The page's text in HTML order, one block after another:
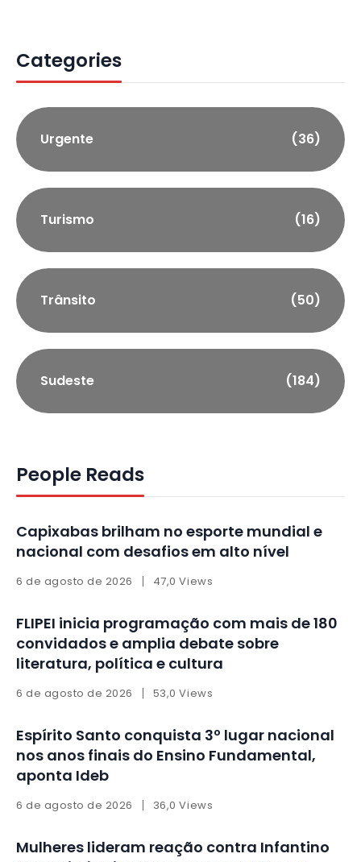
Categories
Urgente (36)
Turismo (16)
Trânsito (50)
Sudeste (184)
People Reads
Capixabas brilham no esporte mundial e
nacional com desafios em alto nível
6 de agosto de 2026 47,0 Views
FLIPEI inicia programação com mais de 180
convidados e amplia debate sobre
literatura, política e cultura
6 de agosto de 2026 53,0 Views
Espírito Santo conquista 3º lugar nacional
nos anos finais do Ensino Fundamental,
aponta Ideb
6 de agosto de 2026 36,0 Views
Mulheres lideram reação contra Infantino